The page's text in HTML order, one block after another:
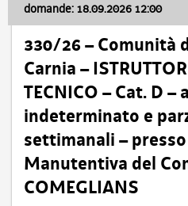
domande: 18.09.2026 12:00
330/26 – Comunità
Carnia –
TECNICO – Cat. D –
indeterminato e
settimanali – presso
Manutentiva del
COMEGLIANS